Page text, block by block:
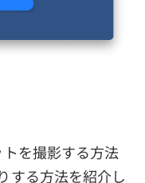
を撮影する方法
する方法を紹介し